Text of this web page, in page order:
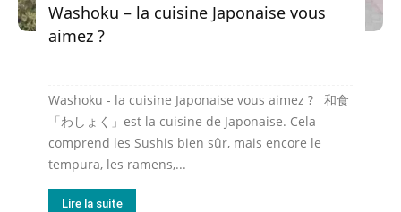
Washoku – la cuisine Japonaise vous
aimez ?
Washoku - la cuisine Japonaise vous aimez ? 和食
「わしょく」est la cuisine de Japonaise. Cela
comprend les Sushis bien sûr, mais encore le
tempura, les ramens,...
Lire la suite